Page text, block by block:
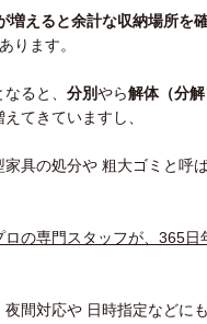
増えると余計な収納場所を
ります。
ると、 分別やら解体（分解
てきていますし、
具の処分や 粗大ゴミと呼
の専門スタッフが、365
間対応や 日時指定などに